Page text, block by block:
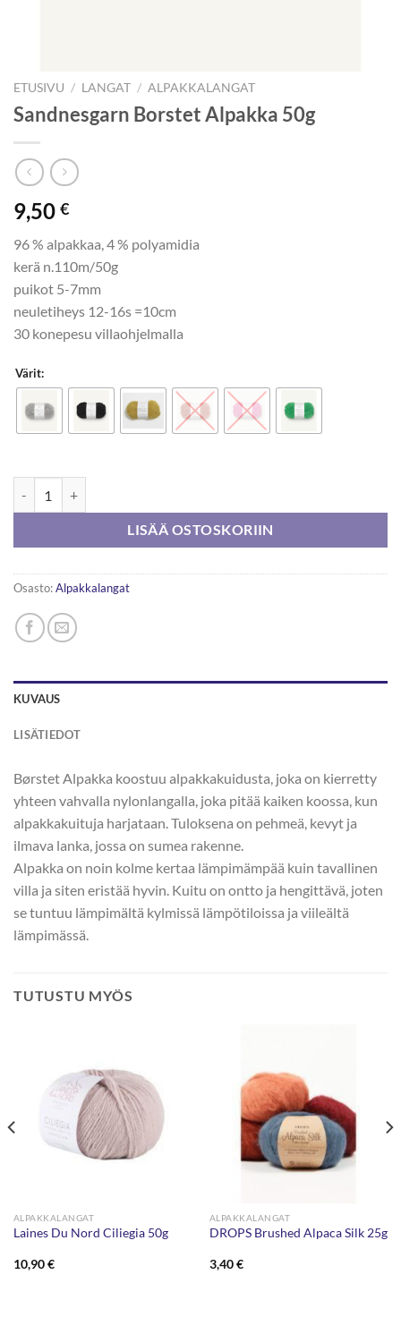
ETUSIVU / LANGAT / ALPAKKALANGAT
Sandnesgarn Borstet Alpakka 50g
9,50 €
96 % alpakkaa, 4 % polyamidia
kerä n.110m/50g
puikot 5-7mm
neuletiheys 12-16s =10cm
30 konepesu villaohjelmalla
Värit:
LISÄÄ OSTOSKORIIN
Osasto:Alpakkalangat
KUVAUS
LISÄTIEDOT
Børstet Alpakka koostuu alpakkakuidusta, joka on kierretty
yhteen vahvalla nylonlangalla, joka pitää kaiken koossa, kun
alpakkakuituja harjataan. Tuloksena on pehmeä, kevyt ja
ilmava lanka, jossa on sumea rakenne.
Alpakka on noin kolme kertaa lämpimämpää kuin tavallinen
villa ja siten eristää hyvin. Kuitu on ontto ja hengittävä, joten
se tuntuu lämpimältä kylmissä lämpötiloissa ja viileältä
lämpimässä.
TUTUSTU MYÖS
ALPAKKALANGAT
Laines Du Nord Ciliegia 50g
10,90€
ALPAKKALANGAT
DROPS Brushed Alpaca Silk 25g
3,40€